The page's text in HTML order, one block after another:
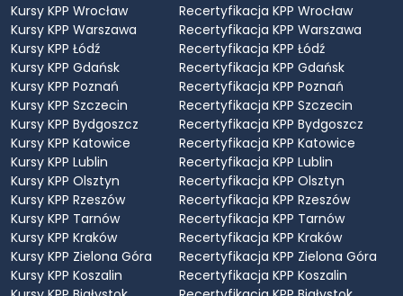
Kursy KPP Wrocław
Kursy KPP Warszawa
Kursy KPP Łódź
Kursy KPP Gdańsk
Kursy KPP Poznań
Kursy KPP Szczecin
Kursy KPP Bydgoszcz
Kursy KPP Katowice
Kursy KPP Lublin
Kursy KPP Olsztyn
Kursy KPP Rzeszów
Kursy KPP Tarnów
Kursy KPP Kraków
Kursy KPP Zielona Góra
Kursy KPP Koszalin
Recertyfikacja KPP Wrocław
Recertyfikacja KPP Warszawa
Recertyfikacja KPP Łódź
Recertyfikacja KPP Gdańsk
Recertyfikacja KPP Poznań
Recertyfikacja KPP Szczecin
Recertyfikacja KPP Bydgoszcz
Recertyfikacja KPP Katowice
Recertyfikacja KPP Lublin
Recertyfikacja KPP Olsztyn
Recertyfikacja KPP Rzeszów
Recertyfikacja KPP Tarnów
Recertyfikacja KPP Kraków
Recertyfikacja KPP Zielona Góra
Recertyfikacja KPP Koszalin